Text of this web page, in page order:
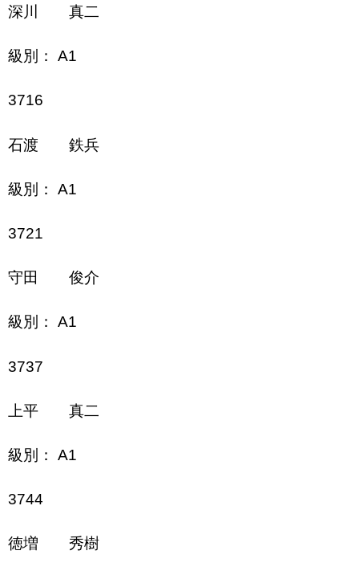
深川 真二
級別： A1
3716
石渡 鉄兵
級別： A1
3721
守田 俊介
級別： A1
3737
上平 真二
級別： A1
3744
徳増 秀樹